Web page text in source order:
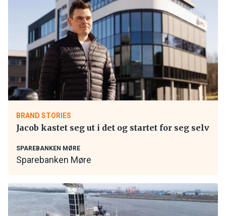
BRAND STORIES
Jacob kastet seg ut i det og startet for seg selv
SPAREBANKEN MØRE
Sparebanken Møre